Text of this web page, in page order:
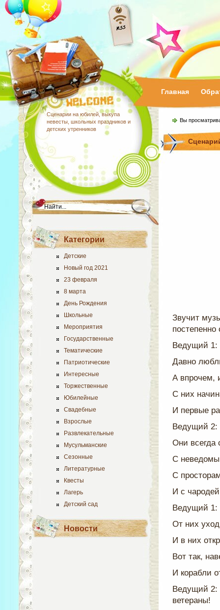
Главная
Сценарии на юбилей, выкупа
невесты, школьных праздников и
детских утренников
Категории
Детские
Новый год 2021
23 февраля
8 марта
День Рождения
Школьные
Мероприятия
Государственные
Тематические
Патриотические
Интересные
Торжественные
Юбилейные
Свадебные
Взрослые
Развлекательные
Мусульманские
Сезонные
Литературные
Квесты
Лагерь
Детский сад
Новости
Вы
Звучит
постепенно
Ведущий 1:
Давно
А впрочем,
С них
И первые
Ведущий 2:
Они всегда
С
С
И с
Ведущий 1:
От них
И в них
Вот так,
И корабли
Ведущий 2:
ветераны!